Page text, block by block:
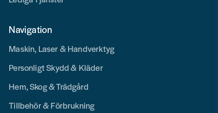
Navigation
Maskin, Laser & Handverktyg
Personligt Skydd & Kläder
Hem, Skog & Trädgård
Tillbehör & Förbrukning